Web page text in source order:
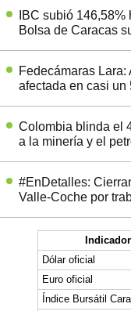
IBC subió
Bolsa de Caracas
Fedecámaras
afectada en casi un
Colombia blinda el
a la minería y el
#EnDetalles:
Valle-Coche por
Indicador
Dólar oficial
Euro oficial
Índice Bursátil